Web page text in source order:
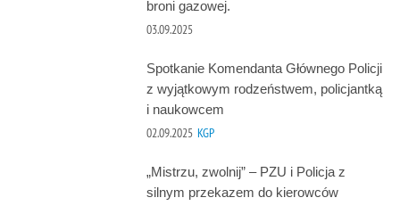
broni gazowej.
03.09.2025
Spotkanie Komendanta Głównego Policji
z wyjątkowym rodzeństwem, policjantką
i naukowcem
02.09.2025 KGP
„Mistrzu, zwolnij” – PZU i Policja z
silnym przekazem do kierowców